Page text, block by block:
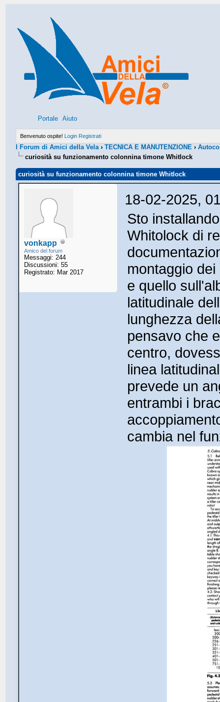
Portale Aiuto
Benvenuto ospite! Login Registrati
I Forum di Amici della Vela›TECNICA E MANUTENZIONE ›
curiosità su funzionamento colonnina timone Whitlock
curiosità su funzionamento colonnina timone Whitlock
vonkapp
Amico del forum
Messaggi: 244
Discussioni: 55
Registrato: Mar 2017
18-02-2025,
Sto
Whitolock di
montaggio
e quello
latitudinale
lunghezza
pensavo che
centro,
linea
prevede un
entrambi i
cambia nel